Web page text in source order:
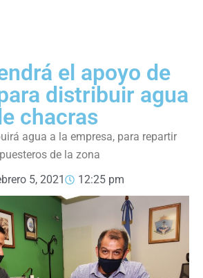
el apoyo de
distribuir agua
chacras
agua a la empresa, para repartir
de la zona
5, 2021 12:25 pm